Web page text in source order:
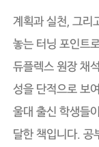
계획과 실천, 그리
놓는 터닝 포인트
듀플렉스 원장 채
성을 단적으로 보
울대 출신 학생들
달한 책입니다. 공